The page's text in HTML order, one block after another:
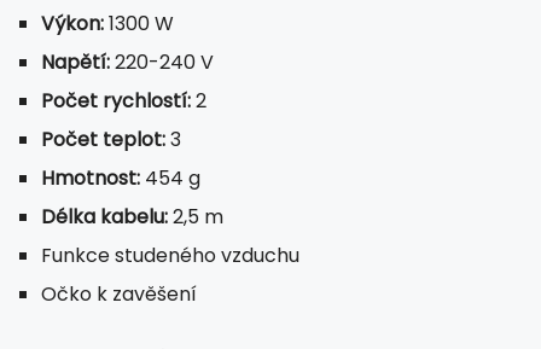
Výkon:1300 W
Napětí:220-240 V
Počet rychlostí:2
Počet teplot:3
Hmotnost: 454 g
Délka kabelu:2,5 m
Funkce studeného vzduchu
Očko k zavěšení